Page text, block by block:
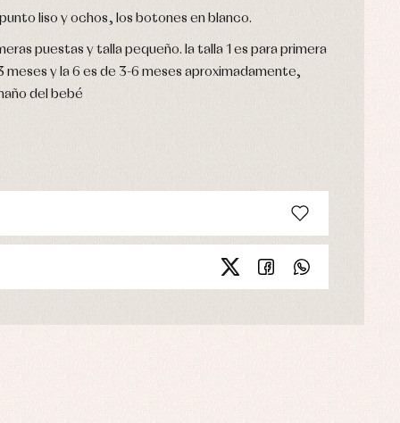
liso y ochos, los botones en blanco.
puestas y talla pequeño. la talla 1 es para primera
meses y la 6 es de 3-6 meses aproximadamente,
del bebé